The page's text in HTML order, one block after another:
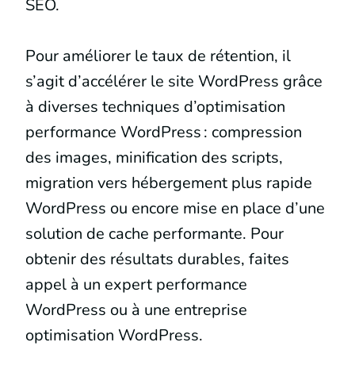
SEO.
Pour améliorer le taux de rétention, il
s’agit d’accélérer le site WordPress grâce
à diverses techniques d’optimisation
performance WordPress : compression
des images, minification des scripts,
migration vers hébergement plus rapide
WordPress ou encore mise en place d’une
solution de cache performante. Pour
obtenir des résultats durables, faites
appel à un expert performance
WordPress ou à une entreprise
optimisation WordPress.